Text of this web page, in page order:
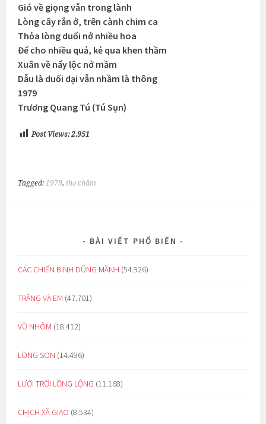
Gió về giọng vẫn trong lành
Lòng cây rắn ở, trên cành chim ca
Thỏa lòng duối nở nhiều hoa
Để cho nhiều quả, kẻ qua khen thầm
Xuân về nẩy lộc nở mầm
Dẫu là duối dại vẫn nhầm là thông
1979
Trương Quang Tú (Tú Sụn)
Post Views: 2.951
Tagged:1979, thơ châm
BÀI VIẾT PHỔ BIẾN
CÁC CHIẾN BINH DŨNG MÃNH (54.926)
TRĂNG VÀ EM (47.701)
VŨ NHÔM (18.412)
LÒNG SON (14.496)
LƯỚI TRỜI LỒNG LỘNG (11.168)
CHỊCH XÃ GIAO (8.534)